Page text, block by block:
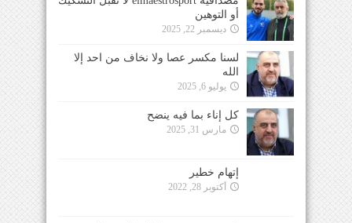
أو التوهين
ديسمبر 22, 2025
لسنا مكسر عصا ولا نخاف من احد إلا
الله
يوليو 6, 2025
كل إناء بما فيه ينضح
مارس 31, 2025
إتهام خطير
أكتوبر 28, 2022